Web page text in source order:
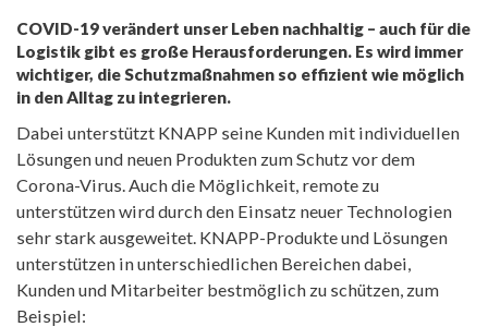
COVID-19 verändert unser Leben nachhaltig – auch für die
Logistik gibt es große Herausforderungen. Es wird immer
wichtiger, die Schutzmaßnahmen so effizient wie möglich
in den Alltag zu integrieren.
Dabei unterstützt KNAPP seine Kunden mit individuellen
Lösungen und neuen Produkten zum Schutz vor dem
Corona-Virus. Auch die Möglichkeit, remote zu
unterstützen wird durch den Einsatz neuer Technologien
sehr stark ausgeweitet. KNAPP-Produkte und Lösungen
unterstützen in unterschiedlichen Bereichen dabei,
Kunden und Mitarbeiter bestmöglich zu schützen, zum
Beispiel: